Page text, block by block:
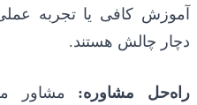
آموزش کافی یا تجربه
دچار چالش هستند.
راه‌حل مشاوره: مشاور